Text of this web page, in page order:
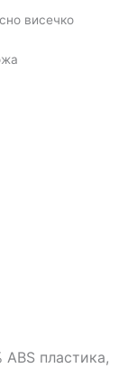
висечко
пластика,